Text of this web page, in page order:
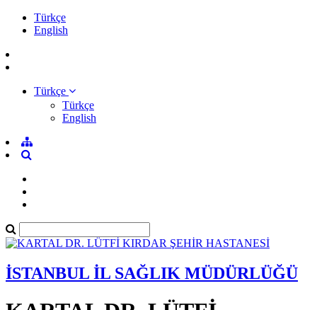
Türkçe
English
Türkçe
Türkçe
English
İSTANBUL İL SAĞLIK MÜDÜRLÜĞÜ